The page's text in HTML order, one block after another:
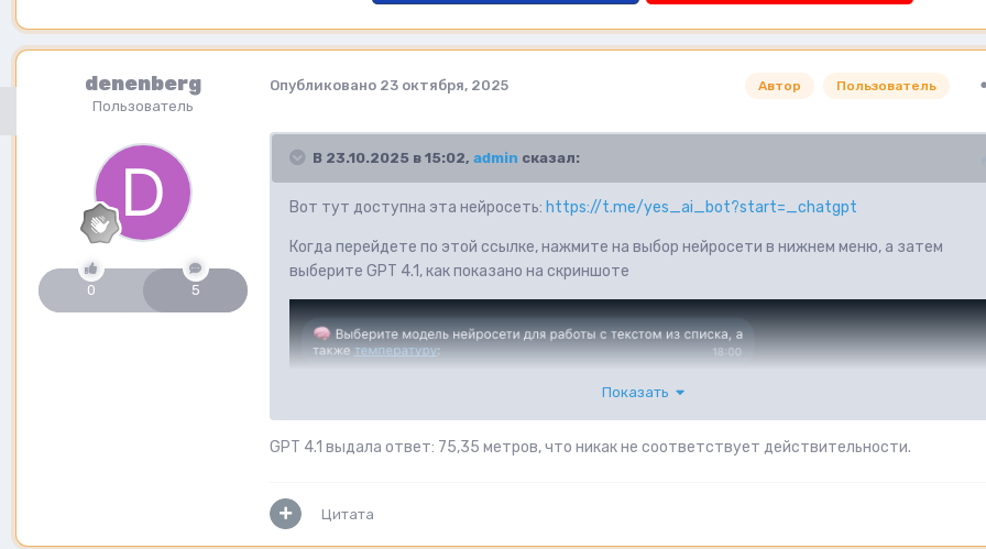
denenberg
Пользователь
0 5
Автор Пользователь
Опубликовано 23 октября, 2025
В 23.10.2025 в 15:02, admin сказал:
Вот тут доступна эта нейросеть: https://t.me/yes_ai_bot?start=_chatgpt
Когда перейдете по этой ссылке, нажмите на выбор нейросети в нижнем меню, а затем
выберите GPT 4.1, как показано на скриншоте
Показать
GPT 4.1 выдала ответ: 75,35 метров, что никак не соответствует действительности.
Цитата